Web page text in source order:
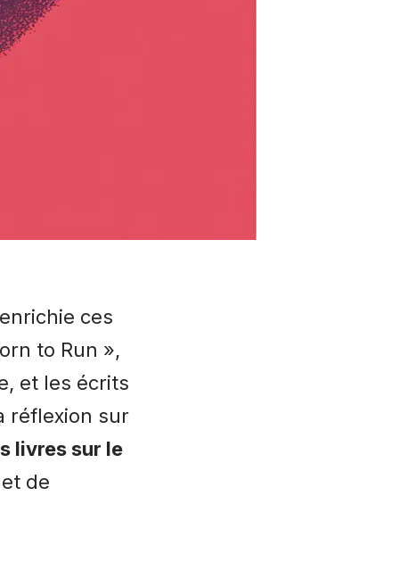
ces
to Run »,
et les écrits
réflexion sur
livres sur le
de